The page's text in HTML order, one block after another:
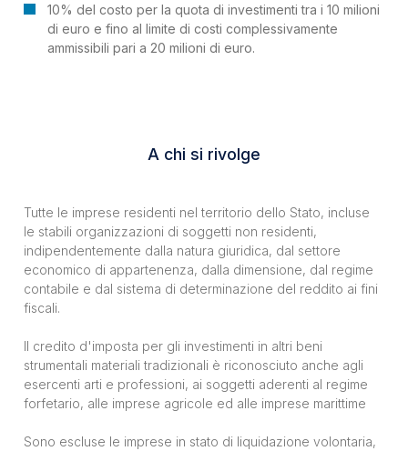
10% del costo per la quota di investimenti tra i 10 milioni
di euro e fino al limite di costi complessivamente
ammissibili pari a 20 milioni di euro.
A chi si rivolge
Tutte le imprese residenti nel territorio dello Stato, incluse
le stabili organizzazioni di soggetti non residenti,
indipendentemente dalla natura giuridica, dal settore
economico di appartenenza, dalla dimensione, dal regime
contabile e dal sistema di determinazione del reddito ai fini
fiscali.
Il credito d'imposta per gli investimenti in altri beni
strumentali materiali tradizionali è riconosciuto anche agli
esercenti arti e professioni, ai soggetti aderenti al regime
forfetario, alle imprese agricole ed alle imprese marittime
Sono escluse le imprese in stato di liquidazione volontaria,